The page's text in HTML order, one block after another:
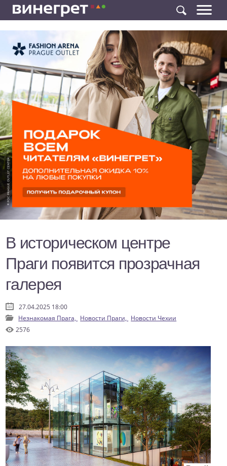
В историческом центре
Праги появится прозрачная
галерея
27.04.2025 18:00
Незнакомая Прага, Новости Праги, Новости Чехии
2576